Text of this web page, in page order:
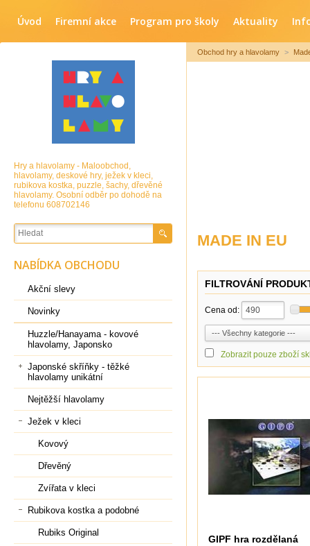
Úvod Firemní akce Program pro školy Aktuality
Obchod hry a hlavolamy >
MADE IN EU
FILTROVÁNÍ
Cena od:
Zobrazit pouze zboží
GIPF hra rozdělaná
Hry a hlavolamy - Maloobchod,
hlavolamy, deskové hry, ježek v kleci,
rubikova kostka, puzzle, šachy, dřevěné
hlavolamy. Osobní odběr po dohodě na
telefonu 608702146
NABÍDKA OBCHODU
Akční slevy
Novinky
Huzzle/Hanayama - kovové
hlavolamy, Japonsko
Japonské skříňky - těžké
hlavolamy unikátní
Nejtěžší hlavolamy
Ježek v kleci
Kovový
Dřevěný
Zvířata v kleci
Rubikova kostka a podobné
Rubiks Original